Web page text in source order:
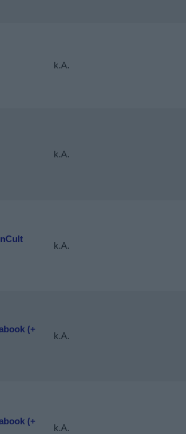
k.A.
k.A.
k.A.
(+
k.A.
(+
k.A.